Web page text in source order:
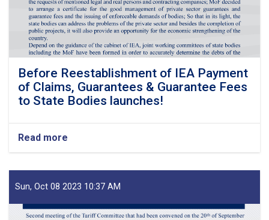
Before Reestablishment of IEA Payment
of Claims, Guarantees & Guarantee Fees
to State Bodies launches!
Read more
Before
of
IEA
of
Sun, Oct 08 2023 10:37 AM